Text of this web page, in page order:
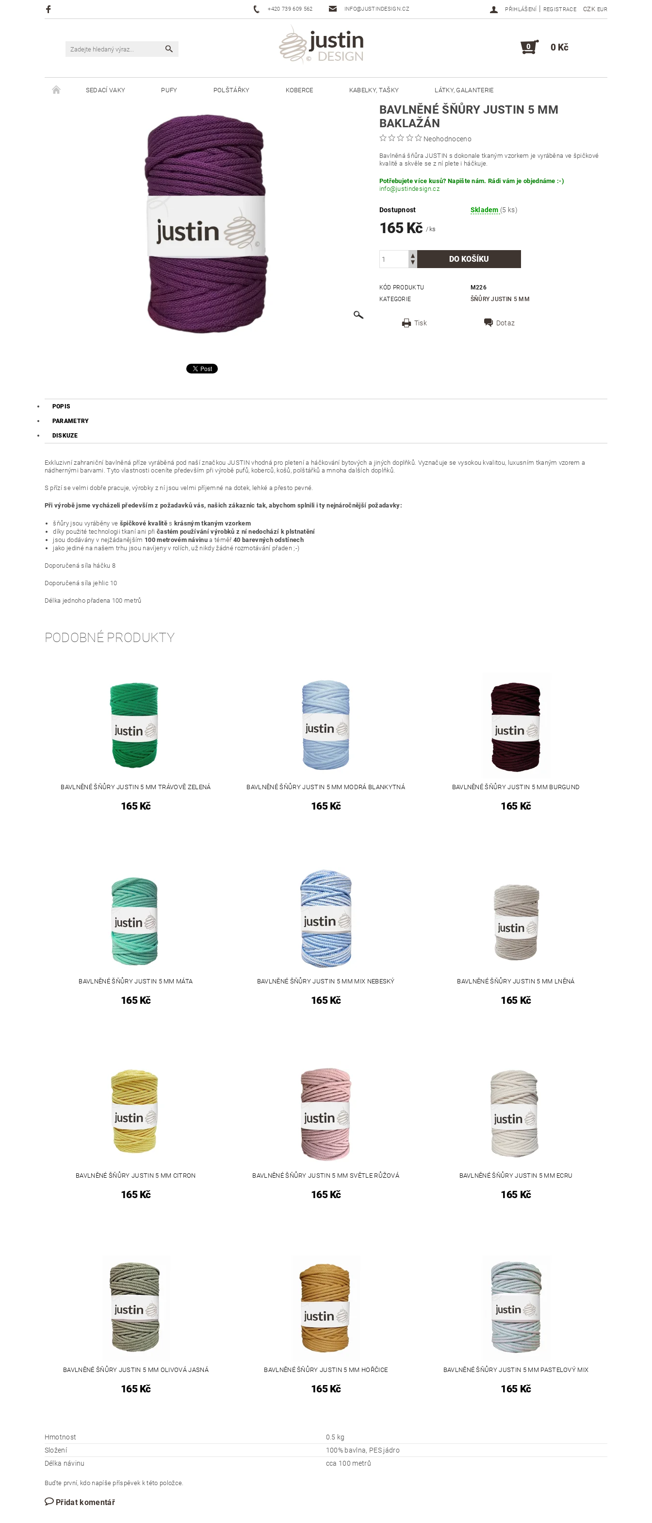
+420 739 609 562 INFO@JUSTINDESIGN.CZ CZK EUR
PŘIHLÁŠENÍ | REGISTRACE
0 0 Kč
SEDACÍ VAKY PUFY POLŠTÁŘKY KOBERCE KABELKY, TAŠKY LÁTKY, GALANTERIE
ŠPAGÁTY BISKVIT ŠŇŮRY JUSTIN 5 MM DOPLŇKY, KOMPONENTY
BAVLNĚNÉ ŠŇŮRY JUSTIN 5 MM
BAKLAŽÁN
Neohodnoceno
Bavlněná šňůra JUSTIN s dokonale tkaným vzorkem je vyráběna ve špičkové
kvalitě a skvěle se z ní plete i háčkuje.
Potřebujete více kusů? Napište nám. Rádi vám je objednáme :-)
info@justindesign.cz
Dostupnost Skladem (5 ks)
165 Kč/ ks
KÓD PRODUKTU
M226
KATEGORIE
ŠŇŮRY JUSTIN 5 MM
Tisk Dotaz
POPIS
PARAMETRY
DISKUZE
Exkluzivní zahraniční bavlněná příze vyráběná pod naší značkou JUSTIN vhodná pro pletení a háčkování bytových a jiných doplňků. Vyznačuje se vysokou kvalitou, luxusním tkaným vzorem a
nádhernými barvami. Tyto vlastnosti oceníte především při výrobě pufů, koberců, košů, polštářků a mnoha dalších doplňků.
S přízí se velmi dobře pracuje, výrobky z ní jsou velmi příjemné na dotek, lehké a přesto pevné.
Při výrobě jsme vycházeli především z požadavků vás, našich zákaznic tak, abychom splnili i ty nejnáročnější požadavky:
šňůry jsou vyráběny ve špičkové kvalitěs krásným tkaným vzorkem
díky použité technologii tkaní ani při častém používání výrobků z ní nedochází k plstnatění
jsou dodávány v nejžádanějším 100 metrovém návinu a téměř 40 barevných odstínech
jako jediné na našem trhu jsou navíjeny v rolích, už nikdy žádné rozmotávání přaden ;-)
Doporučená síla háčku 8
Doporučená síla jehlic 10
Délka jednoho přadena 100 metrů
PODOBNÉ PRODUKTY
BAVLNĚNÉ ŠŇŮRY JUSTIN 5 MM TRÁVOVĚ ZELENÁ
165 Kč
BAVLNĚNÉ ŠŇŮRY JUSTIN 5 MM MODRÁ BLANKYTNÁ
165 Kč
BAVLNĚNÉ ŠŇŮRY JUSTIN 5 MM BURGUND
165 Kč
BAVLNĚNÉ ŠŇŮRY JUSTIN 5 MM MÁTA
165 Kč
BAVLNĚNÉ ŠŇŮRY JUSTIN 5 MM MIX NEBESKÝ
165 Kč
BAVLNĚNÉ ŠŇŮRY JUSTIN 5 MM LNĚNÁ
165 Kč
BAVLNĚNÉ ŠŇŮRY JUSTIN 5 MM CITRON
165 Kč
BAVLNĚNÉ ŠŇŮRY JUSTIN 5 MM SVĚTLE RŮŽOVÁ
165 Kč
BAVLNĚNÉ ŠŇŮRY JUSTIN 5 MM ECRU
165 Kč
BAVLNĚNÉ ŠŇŮRY JUSTIN 5 MM OLIVOVÁ JASNÁ
165 Kč
BAVLNĚNÉ ŠŇŮRY JUSTIN 5 MM HOŘČICE
165 Kč
BAVLNĚNÉ ŠŇŮRY JUSTIN 5 MM PASTELOVÝ MIX
165 Kč
Hmotnost
0.5 kg
Složení
100% bavlna, PES jádro
Délka návinu
cca 100 metrů
Buďte první, kdo napíše příspěvek k této položce.
Přidat komentář